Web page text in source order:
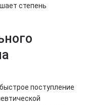
степень
поступление